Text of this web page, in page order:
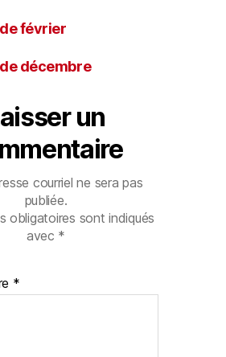
février
décembre
un
courriel ne sera pas
publiée.
obligatoires sont indiqués
avec *
*